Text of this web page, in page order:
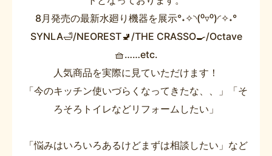
8月発売の最新水廻り機器を展示°˖✧◝(⁰▿⁰)◜✧˖°
SYNLA🛁/NEOREST🚽/THE CRASSO🍳/Octave
🧺……etc.
人気商品を実際に見ていただけます！
「今のキッチン使いづらくなってきたな、、」「そ
ろそろトイレなどリフォームしたい」
「悩みはいろいろあるけどまずは相談したい」など